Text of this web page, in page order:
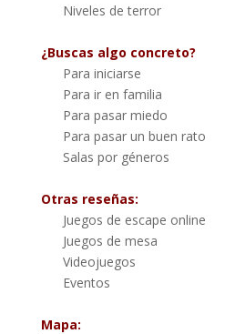
Niveles de terror
¿Buscas algo concreto?
Para iniciarse
Para ir en familia
Para pasar miedo
Para pasar un buen rato
Salas por géneros
Otras reseñas:
Juegos de escape online
Juegos de mesa
Videojuegos
Eventos
Mapa: